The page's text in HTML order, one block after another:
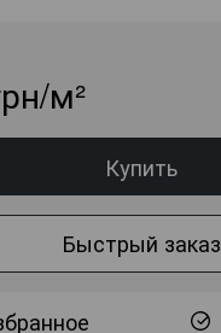
м²
Купить
Быстрый заказ